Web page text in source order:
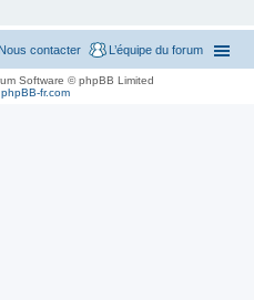
L’équipe du forum
Nous contacter
Software © phpBB Limited
phpBB-fr.com